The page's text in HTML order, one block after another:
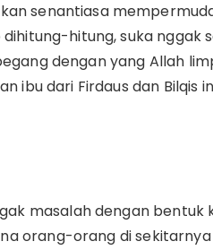
senantiasa
hitung, suka nggak
dengan yang Allah
ibu dari Firdaus dan Bilqis
masalah dengan bentuk
orang-orang di